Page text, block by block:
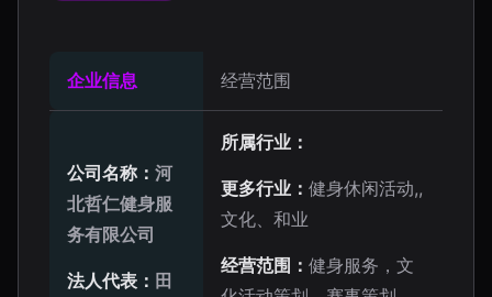
企业信息 经营范围
公司名称： 河
北哲仁健身服
务有限公司
法人代表： 田
所属行业：
更多行业： 健身休闲活动,,
文化、和业
经营范围： 健身服务，文